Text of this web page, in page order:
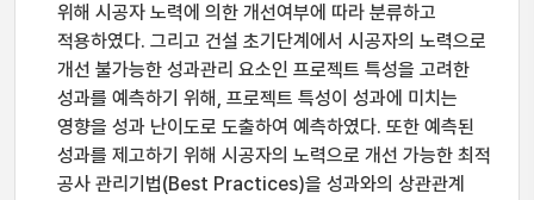
위해 시공자 노력에 의한 개선여부에 따라 분류하고
적용하였다. 그리고 건설 초기단계에서 시공자의 노력으로
개선 불가능한 성과관리 요소인 프로젝트 특성을 고려한
성과를 예측하기 위해, 프로젝트 특성이 성과에 미치는
영향을 성과 난이도로 도출하여 예측하였다. 또한 예측된
성과를 제고하기 위해 시공자의 노력으로 개선 가능한 최적
공사 관리기법(Best Practices)을 성과와의 상관관계